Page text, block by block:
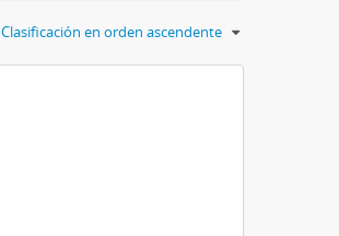
Clasificación en orden ascendente